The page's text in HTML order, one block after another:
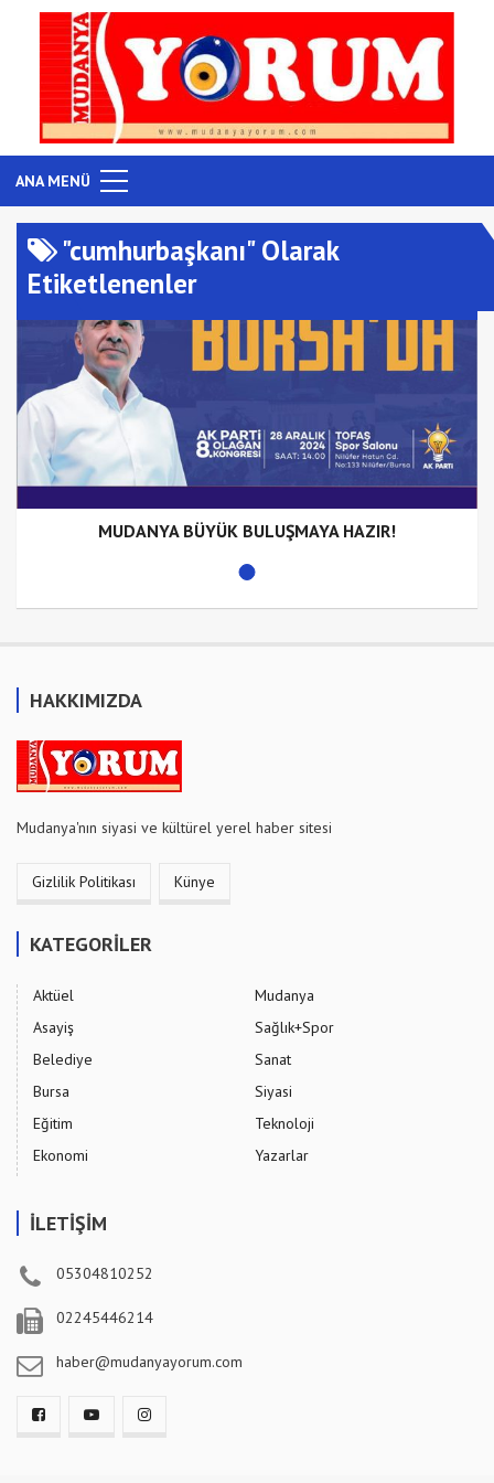
ANA MENÜ
"cumhurbaşkanı" Olarak
Etiketlenenler
MUDANYA BÜYÜK BULUŞMAYA HAZIR!
HAKKIMIZDA
Mudanya'nın siyasi ve kültürel yerel haber sitesi
Gizlilik Politikası Künye
KATEGORİLER
Aktüel
Asayiş
Belediye
Bursa
Eğitim
Ekonomi
Mudanya
Sağlık+Spor
Sanat
Siyasi
Teknoloji
Yazarlar
İLETİŞİM
05304810252
02245446214
haber@mudanyayorum.com